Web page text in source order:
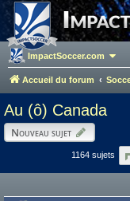
ImpactSoccer.com
Accueil du forum
Au (ô) Canada
Nouveau sujet
1164 sujets